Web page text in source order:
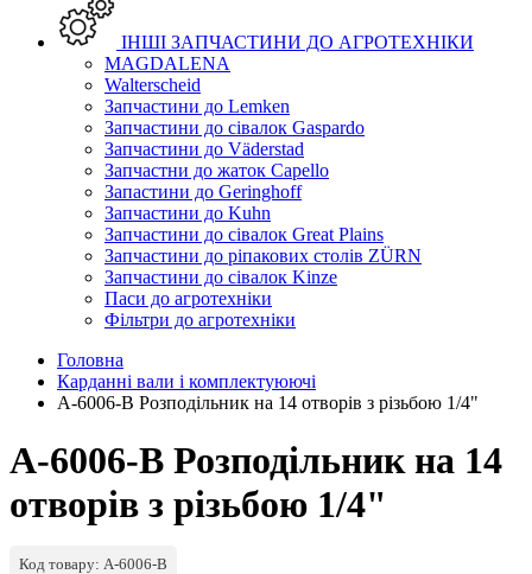
ІНШІ ЗАПЧАСТИНИ ДО АГРОТЕХНІКИ
MAGDALENA
Walterscheid
Запчастини до Lemken
Запчастини до сівалок Gaspardo
Запчастини до Väderstad
Запчастни до жаток Capello
Запастини до Geringhoff
Запчастини до Kuhn
Запчастини до сівалок Great Plains
Запчастини до ріпакових столів ZÜRN
Запчастини до сівалок Kinze
Паси до агротехніки
Фільтри до агротехніки
Головна
Карданні вали і комплектуюючі
A-6006-B Розподільник на 14 отворів з різьбою 1/4"
A-6006-B Розподільник на 14
отворів з різьбою 1/4"
Код товару: A-6006-B